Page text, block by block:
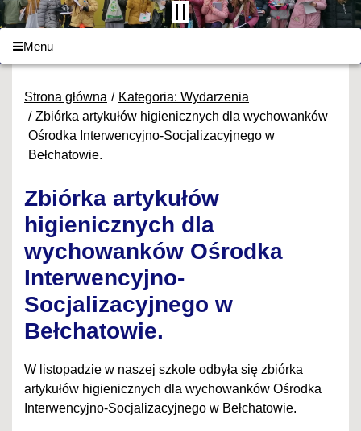
Menu
Strona główna
Kategoria: Wydarzenia
Zbiórka artykułów higienicznych dla wychowanków
Ośrodka Interwencyjno-Socjalizacyjnego w
Bełchatowie.
Zbiórka artykułów
higienicznych dla
wychowanków Ośrodka
Interwencyjno-
Socjalizacyjnego w
Bełchatowie.
W listopadzie w naszej szkole odbyła się zbiórka
artykułów higienicznych dla wychowanków Ośrodka
Interwencyjno-Socjalizacyjnego w Bełchatowie.